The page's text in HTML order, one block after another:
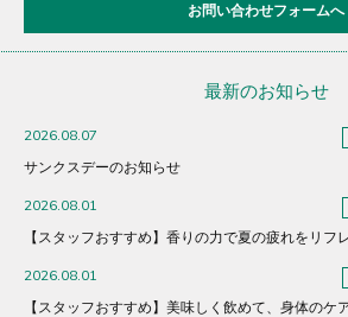
お問い合わせフォームへ
最新のお知らせ
2026.08.07
サンクスデーのお知らせ
2026.08.01
【スタッフおすすめ】香りの力で夏の疲れをリフ
2026.08.01
【スタッフおすすめ】美味しく飲めて、身体のケ